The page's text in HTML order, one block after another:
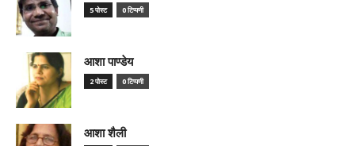
5 पोस्ट 0 टिप्पणी
आशा पाण्डेय
2 पोस्ट 0 टिप्पणी
आशा शैली